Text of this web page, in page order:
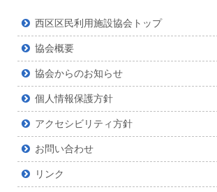
西区区民利用施設協会トップ
協会概要
協会からのお知らせ
個人情報保護方針
アクセシビリティ方針
お問い合わせ
リンク